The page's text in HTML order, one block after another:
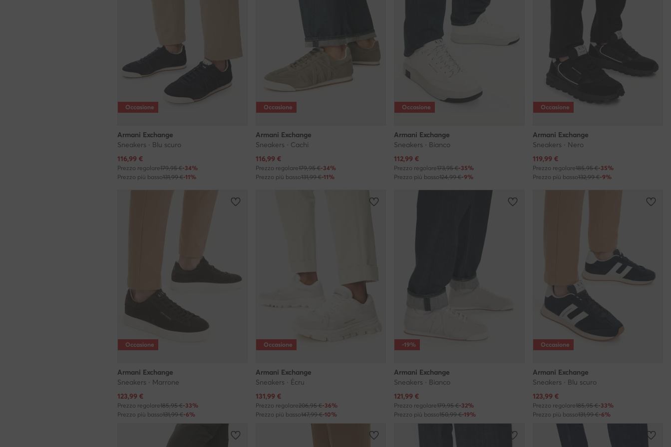
Occasione
Armani Exchange
Sneakers · Blu scuro
Prezzo attuale
116,99 €
Prezzo regolare179,95 €-34%
Prezzo più basso131,99 €-11%
Occasione
Armani Exchange
Sneakers · Cachi
Prezzo attuale
116,99 €
Prezzo regolare179,95 €-34%
Prezzo più basso131,99 €-11%
Occasione
Armani Exchange
Sneakers · Bianco
Prezzo attuale
112,99 €
Prezzo regolare173,95 €-35%
Prezzo più basso124,99 €-9%
Occasione
Armani Exchange
Sneakers · Nero
Prezzo attuale
119,99 €
Prezzo regolare185,95 €-35%
Prezzo più basso132,99 €-9%
Occasione
Armani Exchange
Sneakers · Marrone
Prezzo attuale
123,99 €
Prezzo regolare185,95 €-33%
Prezzo più basso131,99 €-6%
Occasione
Armani Exchange
Sneakers · Écru
Prezzo attuale
131,99 €
Prezzo regolare206,95 €-36%
Prezzo più basso147,99 €-10%
-19%
Armani Exchange
Sneakers · Bianco
Prezzo attuale
121,99 €
Prezzo regolare179,95 €-32%
Prezzo più basso150,99 €-19%
Occasione
Armani Exchange
Sneakers · Blu scuro
Prezzo attuale
123,99 €
Prezzo regolare185,95 €-33%
Prezzo più basso131,99 €-6%